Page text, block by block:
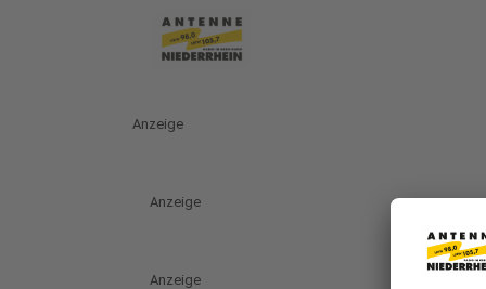
Anzeige
Anzeige
Anzeige